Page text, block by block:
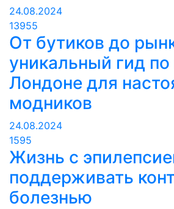
24.08.2024
13955
От бутиков до
уникальный гид
Лондоне для
модников
24.08.2024
1595
Жизнь с
поддерживать
болезнью